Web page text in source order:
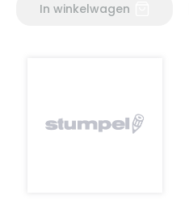
In winkelwagen